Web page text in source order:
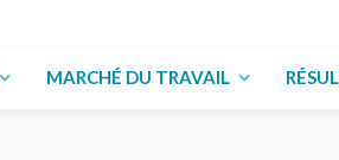
MARCHÉ DU TRAVAIL